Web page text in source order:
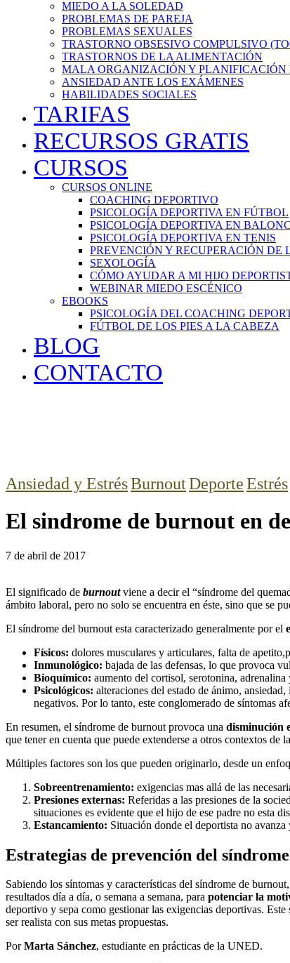
MIEDO A LA SOLEDAD
PROBLEMAS DE PAREJA
PROBLEMAS SEXUALES
TRASTORNO OBSESIVO COMPULSIVO
TRASTORNOS DE LA ALIMENTACIÓN
MALA ORGANIZACIÓN Y PLANIFICACIÓN
ANSIEDAD ANTE LOS EXÁMENES
HABILIDADES SOCIALES
TARIFAS
RECURSOS GRATIS
CURSOS
CURSOS ONLINE
COACHING DEPORTIVO
PSICOLOGÍA DEPORTIVA EN FÚTBOL
PSICOLOGÍA DEPORTIVA EN
PSICOLOGÍA DEPORTIVA EN TENIS
PREVENCIÓN Y RECUPERACIÓN DE
SEXOLOGÍA
CÓMO AYUDAR A MI HIJO
WEBINAR MIEDO ESCÉNICO
EBOOKS
PSICOLOGÍA DEL COACHING
FÚTBOL DE LOS PIES A LA CABEZA
BLOG
CONTACTO
Ansiedad y EstrésBurnoutDeporteEstrés
El sindrome de burnout en
7 de abril de 2017
El significado de burnoutviene a decir el “síndrome del
ámbito laboral, pero no solo se encuentra en éste, sino que se
El síndrome del burnout esta caracterizado generalmente por el
Físicos: dolores musculares y articulares, falta de
Inmunológico: bajada de las defensas, lo que provoca
Bioquímico: aumento del cortisol, serotonina,
Psicológicos: alteraciones del estado de ánimo,
negativos. Por lo tanto, este conglomerado de síntomas
En resumen, el síndrome de burnout provoca una disminución
que tener en cuenta que puede extenderse a otros contextos
Múltiples factores son los que pueden originarlo, desde un
Sobreentrenamiento: exigencias mas allá de las
Presiones externas: Referidas a las presiones de la
situaciones es evidente que el hijo de ese padre no esta
Estancamiento: Situación donde el deportista no
Estrategias de prevención del
Sabiendo los síntomas y características del síndrome de
resultados día a día, o semana a semana, para potenciar la
deportivo y sepa como gestionar las exigencias deportivas.
ser realista con sus metas propuestas.
PorMarta Sánchez, estudiante en prácticas de la UNED.